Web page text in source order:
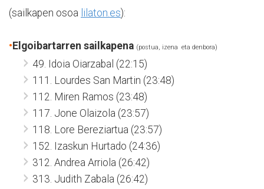
(sailkapen osoa lilaton.es):
• Elgoibartarren sailkapena (postua, izena eta denbora)
49. Idoia Oiarzabal (22:15)
111. Lourdes San Martin (23:48)
112. Miren Ramos (23:48)
117. Jone Olaizola (23:57)
118. Lore Bereziartua (23:57)
152. Izaskun Hurtado (24:36)
312. Andrea Arriola (26:42)
313. Judith Zabala (26:42)